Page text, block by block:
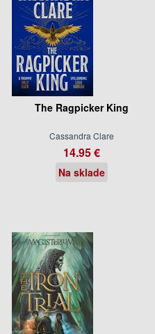
The Ragpicker King
Cassandra Clare
14.95 €
Na sklade